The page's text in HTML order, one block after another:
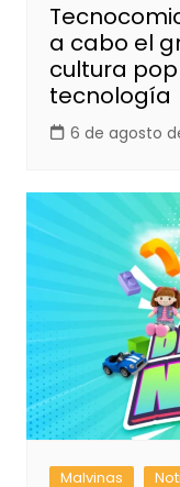
a cabo el
cultura
tecnología
6 de agosto
Malvinas